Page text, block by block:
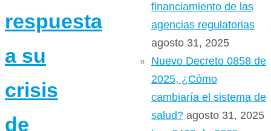
respuesta
a su
crisis
de
financiamiento de las
agencias regulatorias
agosto 31, 2025
Nuevo Decreto 0858 de
2025, ¿Cómo
cambiaría el sistema de
salud? agosto 31, 2025